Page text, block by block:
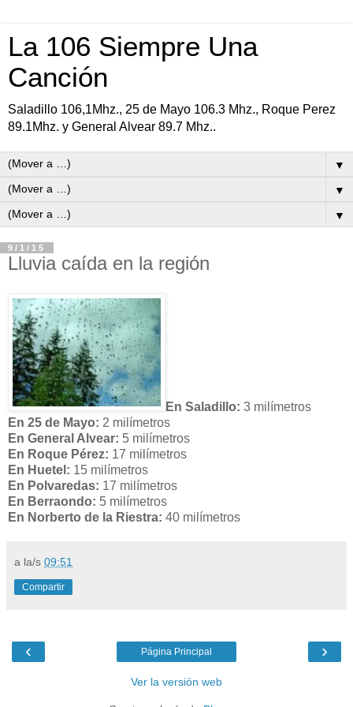
La 106 Siempre Una
Canción
Saladillo 106,1Mhz., 25 de Mayo 106.3 Mhz., Roque Perez
89.1Mhz. y General Alvear 89.7 Mhz..
▼
▼
▼
9/1/15
Lluvia caída en la región
En Saladillo: 3 milímetros
En 25 de Mayo: 2 milímetros
En General Alvear: 5 milímetros
En Roque Pérez: 17 milímetros
En Huetel: 15 milímetros
En Polvaredas: 17 milímetros
En Berraondo: 5 milímetros
En Norberto de la Riestra: 40 milímetros
a la/s 09:51
Compartir
‹ ›
Página Principal
Ver la versión web